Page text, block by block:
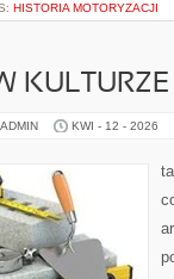
HISTORIA MOTORYZACJI
KULTURZE
KWI - 12 - 2026